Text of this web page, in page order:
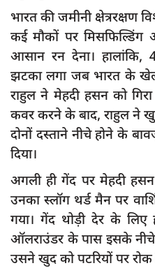
भारत की जमीनी क्षेत्ररक्षण
कई मौकों पर मिसफिल्डिंग
आसान रन देना। हालांकि,
झटका लगा जब भारत के
राहुल ने मेहदी हसन को
कवर करने के बाद, राहुल ने
दोनों दस्ताने नीचे होने के
दिया।
अगली ही गेंद पर मेहदी
उनका स्लॉग थर्ड मैन पर
गया। गेंद थोड़ी देर के
ऑलराउंडर के पास इसके
उसने खुद को पटरियों पर रोक